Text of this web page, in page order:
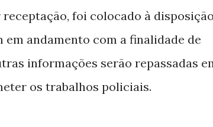
foi colocado à
em andamento com a finalidade de
informações serão repassadas
os trabalhos policiais.